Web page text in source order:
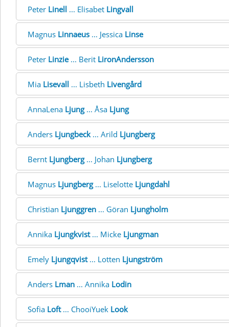
Peter Linell ... Elisabet Lingvall
Magnus Linnaeus ... Jessica Linse
Peter Linzie... Berit LironAndersson
Mia Lisevall ... Lisbeth Livengård
AnnaLena Ljung... Åsa Ljung
Anders Ljungbeck... Arild Ljungberg
Bernt Ljungberg... Johan Ljungberg
Magnus Ljungberg... Liselotte Ljungdahl
Christian Ljunggren ... Göran Ljungholm
Annika Ljungkvist... Micke Ljungman
Emely Ljungqvist... Lotten Ljungström
Anders Lman ... Annika Lodin
Sofia Loft... ChooiYuek Look